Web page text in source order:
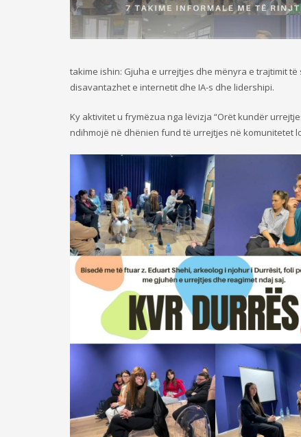
takime ishin: Gjuha e urrejtjes dhe mënyra e trajtimit
disavantazhet e internetit dhe IA-s dhe lidershipi.
Ky aktivitet u frymëzua nga lëvizja “Orët kundër
ndihmojë në dhënien fund të urrejtjes në komunitetet